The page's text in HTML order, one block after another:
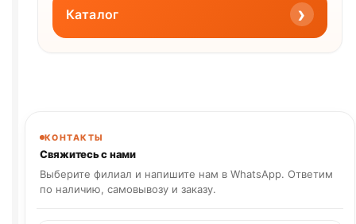
Каталог ›
КОНТАКТЫ
Свяжитесь с нами
Выберите филиал и напишите нам в WhatsApp. Ответим
по наличию, самовывозу и заказу.